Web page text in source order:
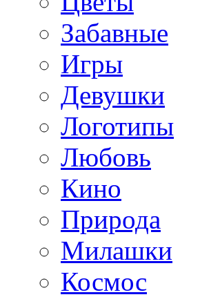
Забавные
Игры
Девушки
Логотипы
Любовь
Кино
Природа
Милашки
Космос